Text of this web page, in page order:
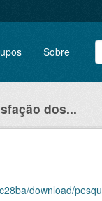
Sobre
dos...
de-satisfacao-do-